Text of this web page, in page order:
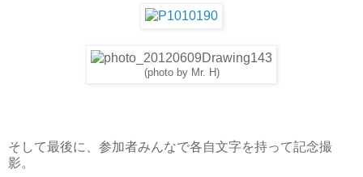
(photo by Mr. H)
そして最後に、参加者みんなで各自文字を持って記念撮
影。